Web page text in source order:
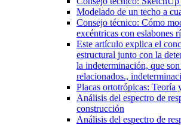
Modelado de un techo a
Consejo técnico: Cómo
excéntricas con eslabones
Este artículo explica el
estructural junto con la
la indeterminación, que
relacionados.,
Placas ortotrópicas: Teoría
Análisis del espectro de
construcción
Análisis del espectro de